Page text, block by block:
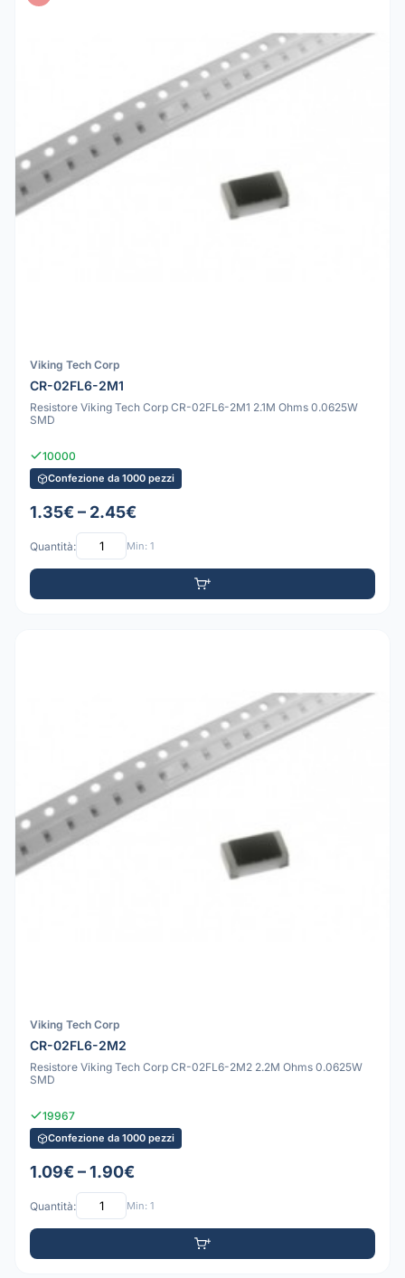
Viking Tech Corp
CR-02FL6-2M1
Resistore Viking Tech Corp CR-02FL6-2M1 2.1M Ohms 0.0625W
SMD
10000
Confezione da 1000 pezzi
1.35€ – 2.45€
Quantità: Min: 1
Viking Tech Corp
CR-02FL6-2M2
Resistore Viking Tech Corp CR-02FL6-2M2 2.2M Ohms 0.0625W
SMD
19967
Confezione da 1000 pezzi
1.09€ – 1.90€
Quantità: Min: 1